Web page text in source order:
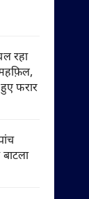
रहा
फरार